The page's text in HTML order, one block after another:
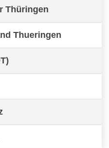
Thüringen
Thueringen